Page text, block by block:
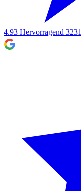
4.93 Hervorragend 3231